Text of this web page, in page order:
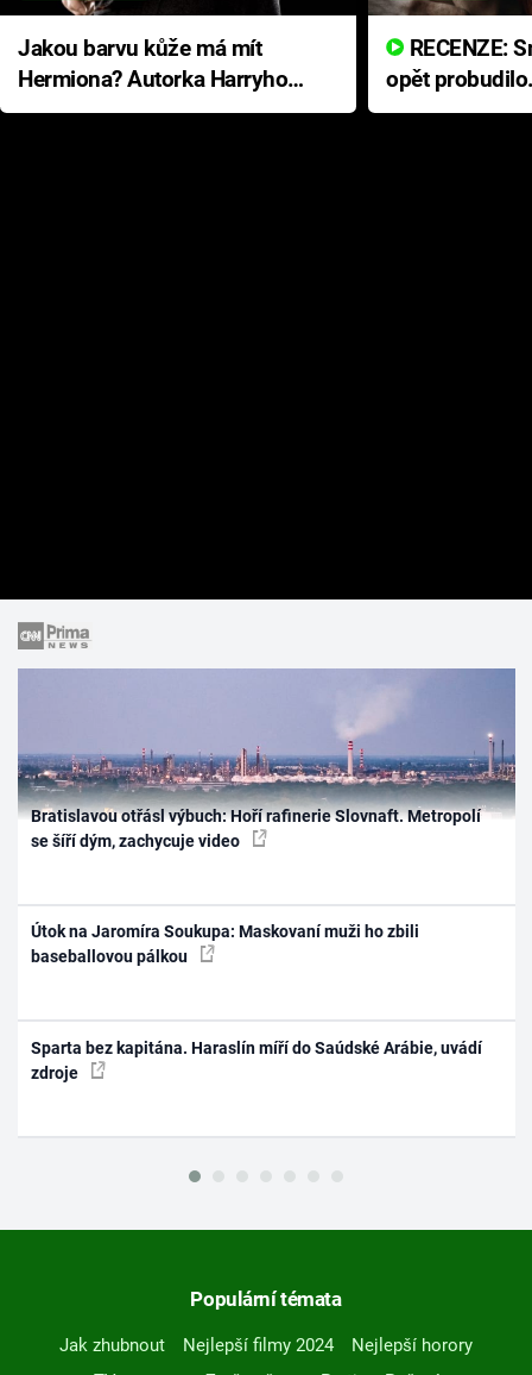
Jakou barvu kůže má mít
Hermiona? Autorka Harryho
Pottera přišla s ráznou
opět
přichází s
Bratislavou otřásl výbuch: Hoří rafinerie Slovnaft. Metropolí
se šíří dým, zachycuje video
Útok na Jaromíra Soukupa: Maskovaní muži ho zbili
baseballovou pálkou
Sparta bez kapitána. Haraslín míří do Saúdské Arábie, uvádí
zdroje
Populární témata
Jak zhubnout Nejlepší filmy 2024
Nejlepší horory